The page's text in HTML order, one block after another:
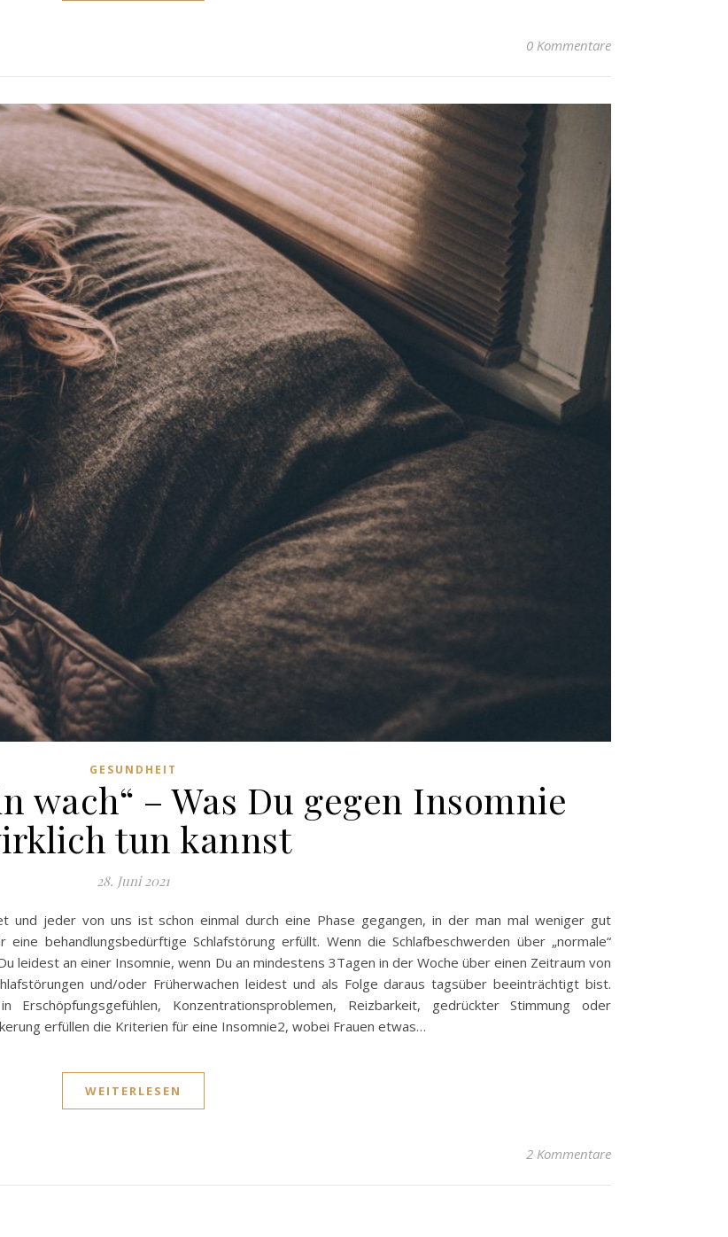
0 Kommentare
GESUNDHEIT
wach“ – Was Du gegen Insomnie
tun kannst
28. Juni 2021
und jeder von uns ist schon einmal durch eine Phase gegangen, in der man mal weniger gut
behandlungsbedürftige Schlafstörung erfüllt. Wenn die Schlafbeschwerden über „normale“
leidest an einer Insomnie, wenn Du an mindestens 3Tagen in der Woche über einen Zeitraum von
und/oder Früherwachen leidest und als Folge daraus tagsüber beeinträchtigt bist.
Konzentrationsproblemen, Reizbarkeit, gedrückter Stimmung oder
erfüllen die Kriterien für eine Insomnie2, wobei Frauen etwas…
WEITERLESEN
2 Kommentare